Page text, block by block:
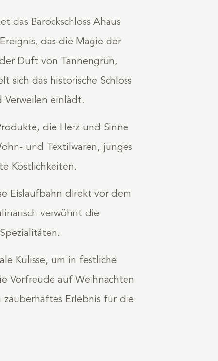
das Barockschloss Ahaus
das die Magie der
Duft von Tannengrün,
das historische Schloss
Verweilen einlädt.
die Herz und Sinne
und Textilwaren, junges
Köstlichkeiten.
Eislaufbahn direkt vor dem
verwöhnt die
Kulisse, um in festliche
Vorfreude auf Weihnachten
zauberhaftes Erlebnis für die